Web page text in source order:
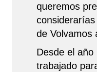
queremos
de Volvamos
Desde el
trabajado